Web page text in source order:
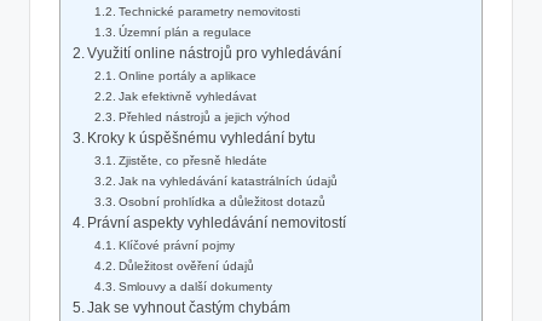
Technické ⁣parametry nemovitosti
Územní plán a regulace
Využití online nástrojů pro vyhledávání
Online portály a ‍aplikace
Jak efektivně vyhledávat
Přehled nástrojů a jejich​ výhod
Kroky k úspěšnému⁢ vyhledání bytu
Zjistěte,​ co přesně hledáte
Jak na vyhledávání katastrálních údajů
Osobní prohlídka a důležitost ⁤dotazů
Právní aspekty vyhledávání nemovitostí
Klíčové právní pojmy
Důležitost ‍ověření údajů
Smlouvy a ⁣další dokumenty
Jak se vyhnout častým chybám